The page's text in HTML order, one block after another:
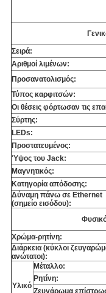
Σειρά:
Αριθμοί λιμένων:
Προσανατολισμός:
Τύπος καρφιτσών:
Οι θέσεις φόρτωσαν τις
Σύρτης:
LEDs:
Προστατευμένος:
Ύψος του Jack:
Μαγνητικός:
Κατηγορία απόδοσης:
Δύναμη πάνω σε Ethernet
(σημείο εισόδου):
Χρώμα-ρητίνη:
Διάρκεια (κύκλοι
ανώτατοι):
Υλικό
Μέταλλο:
Ρητίνη: